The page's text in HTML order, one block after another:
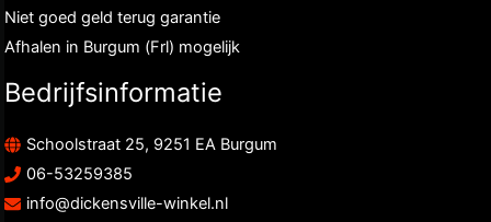
Niet goed geld terug garantie
Afhalen in Burgum (Frl) mogelijk
Bedrijfsinformatie
Schoolstraat 25, 9251 EA Burgum
06-53259385
info@dickensville-winkel.nl